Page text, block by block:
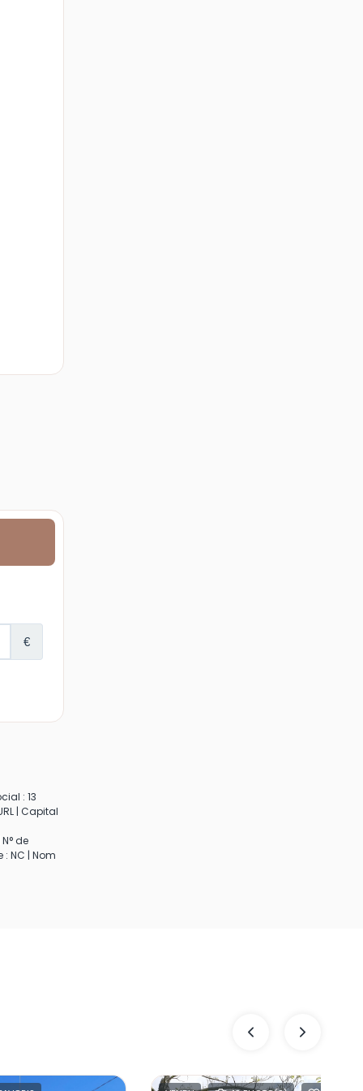
: 13
| Capital
de
NC | Nom